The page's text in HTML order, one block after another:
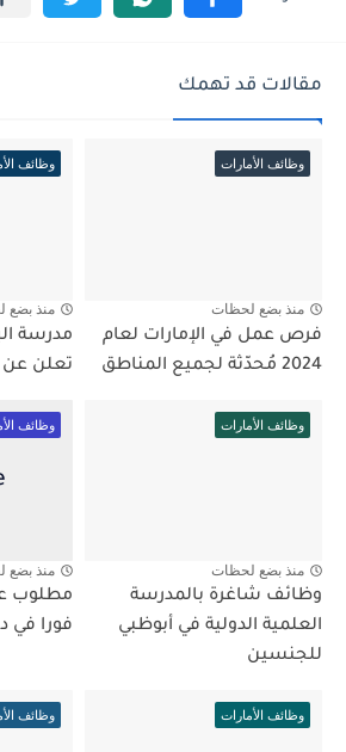
مقالات قد تهمك
وظائف الأمارات
منذ بضع لحظات
فرص عمل في الإمارات لعام
2024 مُحدّثة لجميع المناطق
وظائف
منذ بضع
مدرسة
تعلن عن
وظائف الأمارات
منذ بضع لحظات
وظائف شاغرة بالمدرسة
العلمية الدولية في أبوظبي
للجنسين
وظائف
منذ بضع
مطلوب
فورا في
وظائف الأمارات وظائف